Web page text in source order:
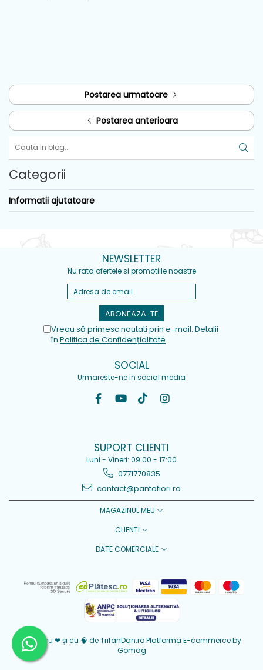
Postarea urmatoare
Postarea anterioara
Categorii
Informatii ajutatoare
NEWSLETTER
Nu rata ofertele si promotiile noastre
Vreau să primesc noutati prin e-mail. Detalii
în Politica de Confidențialitate.
SOCIAL
Urmareste-ne in social media
SUPORT CLIENTI
Luni - Vineri: 09:00 - 17:00
0771770835
contact@pantofiori.ro
MAGAZINUL MEU
CLIENTI
DATE COMERCIALE
Creat cu ❤ și cu 🧠 de TrifanDan.roPlatforma E-commerce by
Gomag